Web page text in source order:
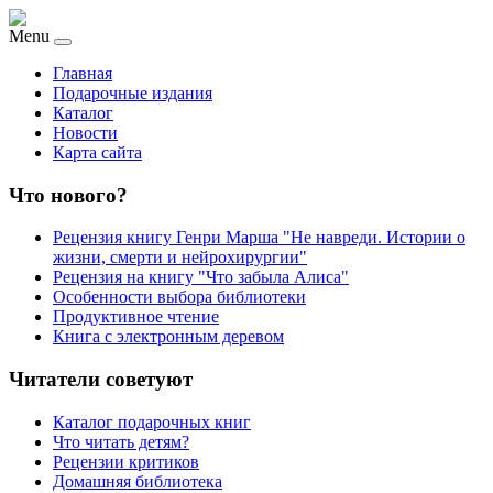
Menu
Главная
Подарочные издания
Каталог
Новости
Карта сайта
Что нового?
Рецензия книгу Генри Марша "Не навреди. Истории о
жизни, смерти и нейрохирургии"
Рецензия на книгу "Что забыла Алиса"
Особенности выбора библиотеки
Продуктивное чтение
Книга с электронным деревом
Читатели советуют
Каталог подарочных книг
Что читать детям?
Рецензии критиков
Домашняя библиотека